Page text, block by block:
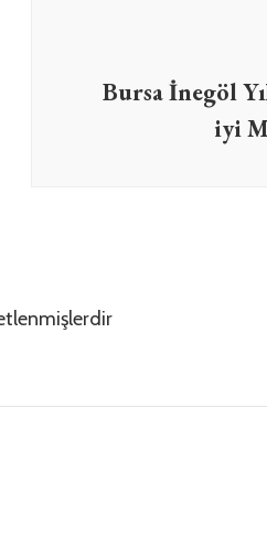
Bursa İnegöl
iyi